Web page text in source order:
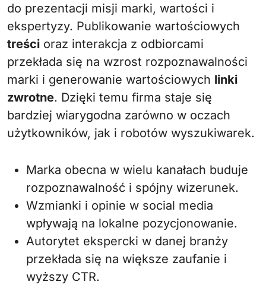
do prezentacji misji marki, wartości i
ekspertyzy. Publikowanie wartościowych
treści oraz interakcja z odbiorcami
przekłada się na wzrost rozpoznawalności
marki i generowanie wartościowych linki
zwrotne. Dzięki temu firma staje się
bardziej wiarygodna zarówno w oczach
użytkowników, jak i robotów wyszukiwarek.
Marka obecna w wielu kanałach buduje
rozpoznawalność i spójny wizerunek.
Wzmianki i opinie w social media
wpływają na lokalne pozycjonowanie.
Autorytet ekspercki w danej branży
przekłada się na większe zaufanie i
wyższy CTR.